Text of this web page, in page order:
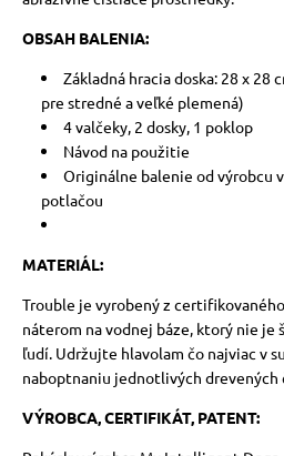
OBSAH BALENIA:
Základná hracia doska: 28 x 28
pre stredné a veľké plemená)
4 valčeky, 2 dosky, 1 poklop
Návod na použitie
Originálne balenie od výrobcu
potlačou
MATERIÁL:
Trouble je vyrobený z
náterom na vodnej báze, ktorý nie je
ľudí. Udržujte hlavolam čo najviac v
naboptnaniu jednotlivých drevených
VÝROBCA, CERTIFIKÁT, PATENT: